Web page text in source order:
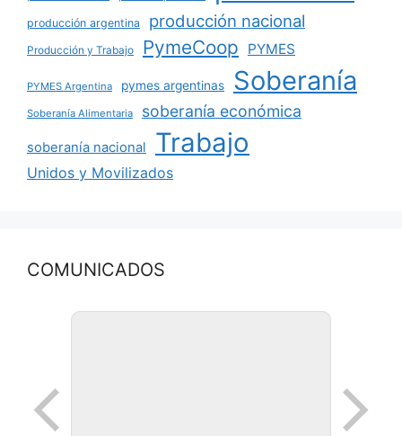
producción argentina producción nacional
Producción y Trabajo PymeCoop PYMES
PYMES Argentina pymes argentinas Soberanía
Soberanía Alimentaria soberanía económica
soberanía nacional Trabajo
Unidos y Movilizados
COMUNICADOS